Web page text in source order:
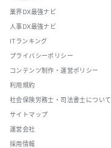
業界DX最強ナビ
人事DX最強ナビ
ITランキング
プライバシーポリシー
コンテンツ制作・運営ポリシー
利用規約
社会保険労務士・司法書士について
サイトマップ
運営会社
採用情報